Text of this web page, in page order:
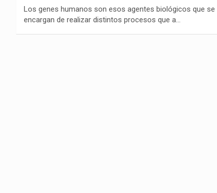
Los genes humanos son esos agentes biológicos que se
encargan de realizar distintos procesos que a…